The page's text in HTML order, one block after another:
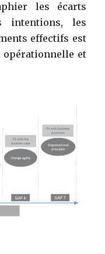
les écarts
intentions, les
effectifs est
opérationnelle et